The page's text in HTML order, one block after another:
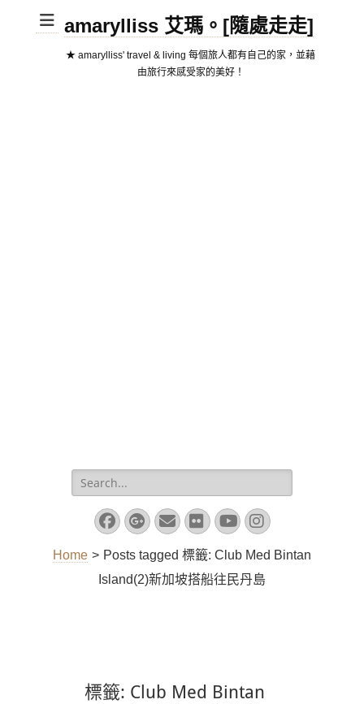
amarylliss 艾瑪。[隨處走走]
★ amarylliss' travel & living 每個旅人都有自己的家，並藉
由旅行來感受家的美好！
Search
for:
Facebook
Googleplus
EmailFlickrYouTube
Instagram
Home > Posts tagged 標籤: Club Med Bintan
Island(2)新加坡搭船往民丹島
標籤: Club Med Bintan